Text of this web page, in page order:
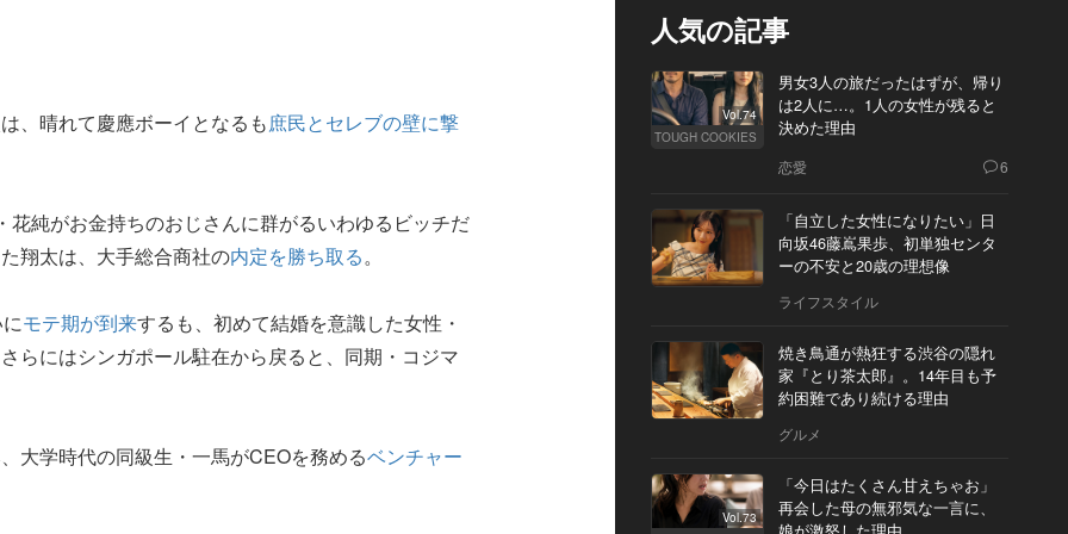
、晴れて慶應ボーイとなるも庶民とセレブの壁に撃
純がお金持ちのおじさんに群がるいわゆるビッチだ
翔太は、大手総合商社の内定を勝ち取る。
モテ期が到来するも、初めて結婚を意識した女性・
らにはシンガポール駐在から戻ると、同期・コジマ
大学時代の同級生・一馬がCEOを務めるベンチャー
人気の記事
Vol.74
TOUGH COOKIES
男女3人の旅だったはずが、帰り
は2人に…。1人の女性が残ると
決めた理由
恋愛 6
「自立した女性になりたい」日
向坂46藤嶌果歩、初単独センタ
ーの不安と20歳の理想像
ライフスタイル
焼き鳥通が熱狂する渋谷の隠れ
家『とり茶太郎』。14年目も予
約困難であり続ける理由
グルメ
Vol.73
「今日はたくさん甘えちゃお」
再会した母の無邪気な一言に、